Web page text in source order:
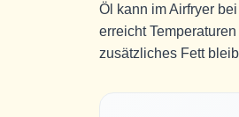
Öl kann im Airfryer
erreicht
zusätzliches Fett